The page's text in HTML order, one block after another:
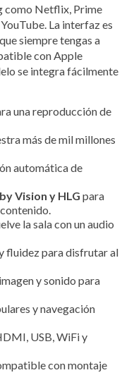
como Netflix, Prime
La interfaz es
siempre tengas a
con Apple
se integra fácilmente
una reproducción de
más de mil millones
automática de
Vision y HLG para
la sala con un audio
fluidez para disfrutar al
y sonido para
y navegación
USB, WiFi y
con montaje